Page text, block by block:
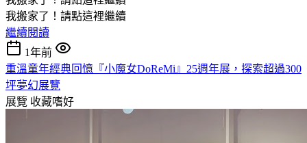
我搬家了！請點這裡繼續
繼續閱讀
1年前
重溫童年經典回憶『小魔女DoReMi』25週年展，探索超過300
坪夢幻展覽
展覽 收藏嗜好